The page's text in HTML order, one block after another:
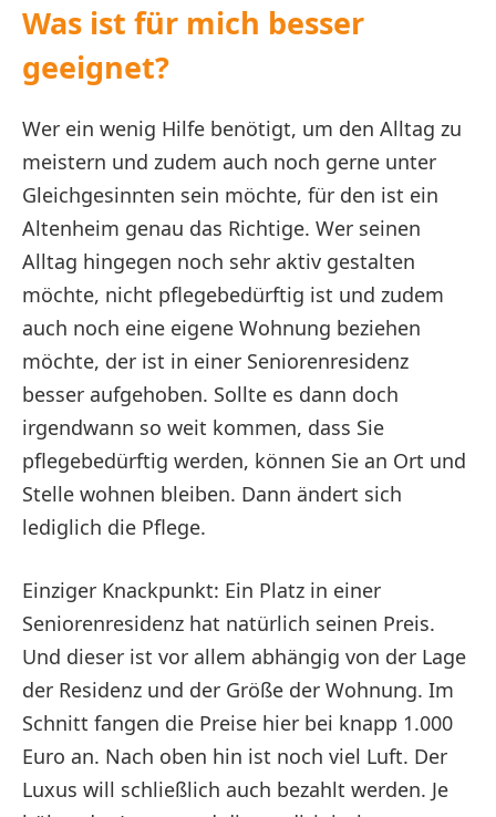
Was ist für mich besser
geeignet?
Wer ein wenig Hilfe benötigt, um den Alltag zu
meistern und zudem auch noch gerne unter
Gleichgesinnten sein möchte, für den ist ein
Altenheim genau das Richtige. Wer seinen
Alltag hingegen noch sehr aktiv gestalten
möchte, nicht pflegebedürftig ist und zudem
auch noch eine eigene Wohnung beziehen
möchte, der ist in einer Seniorenresidenz
besser aufgehoben. Sollte es dann doch
irgendwann so weit kommen, dass Sie
pflegebedürftig werden, können Sie an Ort und
Stelle wohnen bleiben. Dann ändert sich
lediglich die Pflege.
Einziger Knackpunkt: Ein Platz in einer
Seniorenresidenz hat natürlich seinen Preis.
Und dieser ist vor allem abhängig von der Lage
der Residenz und der Größe der Wohnung. Im
Schnitt fangen die Preise hier bei knapp 1.000
Euro an. Nach oben hin ist noch viel Luft. Der
Luxus will schließlich auch bezahlt werden. Je